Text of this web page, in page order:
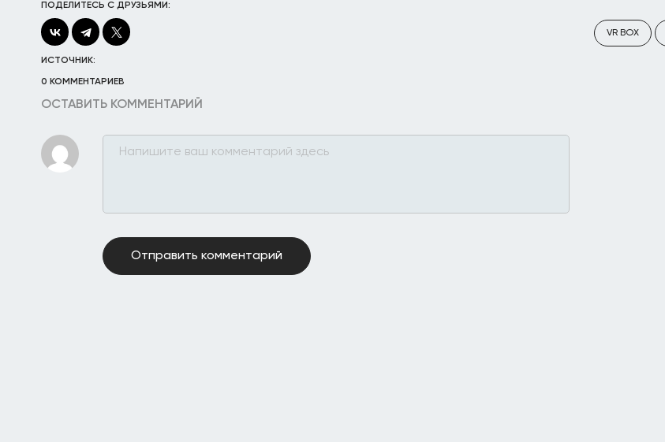
ПОДЕЛИТЕСЬ С ДРУЗЬЯМИ:
VR BOX
ИСТОЧНИК:
0 КОММЕНТАРИЕВ
ОСТАВИТЬ КОММЕНТАРИЙ